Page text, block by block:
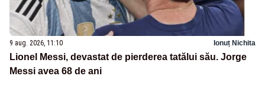
9 aug. 2026, 11:10 Ionuț Nichita
Lionel Messi, devastat de pierderea tatălui său. Jorge
Messi avea 68 de ani